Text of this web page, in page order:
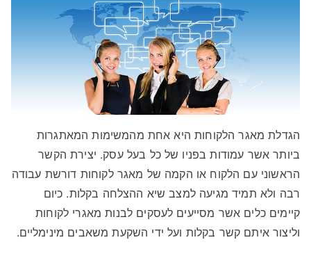
הגדלת מאגר הלקוחות היא אחת מהמשימות המאתגרות
ביותר אשר עמודות בפניו של כל בעל עסק. יצירת הקשר
הראשוני עם הלקוח או הקמה של מאגר לקוחות דורשת עבודה
רבה ולא תמיד מגיעה למצב שיא ההצלחה בקלות. כיום
קיימים כלים אשר מסייעים לעסקים לבנות מאגרי לקוחות
וליצור איתם קשר בקלות ועל ידי השקעת משאבים מינימליים.